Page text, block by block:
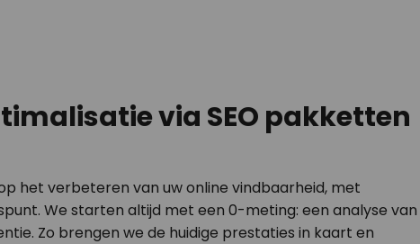
via SEO pakketten
het verbeteren van uw online vindbaarheid, met
We starten altijd met een 0-meting: een analyse van
Zo brengen we de huidige prestaties in kaart en